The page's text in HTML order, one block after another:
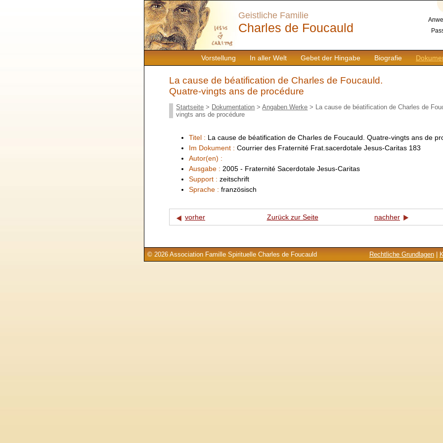
Vorstellung In aller Welt Gebet der Hingabe Biografie
Geistliche Familie
Charles de Foucauld
La cause de béatification de Charles de Foucauld.
Quatre-vingts ans de procédure
Startseite > Dokumentation >Angaben Werke > La cause de béatification de Charles de
vingts ans de procédure
Titel : La cause de béatification de Charles de Foucauld. Quatre-vingts ans de
Im Dokument : Courrier des Fraternité Frat.sacerdotale Jesus-Caritas 183
Autor(en) :
Ausgabe : 2005 - Fraternité Sacerdotale Jesus-Caritas
Support : zeitschrift
Sprache : französisch
vorher Zurück zur Seite nachher
Rechtliche Grundlagen|
© 2026 Association Famille Spirituelle Charles de Foucauld